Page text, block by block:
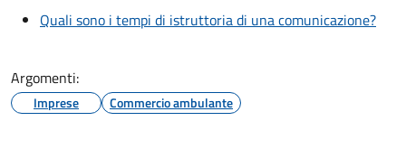
Quali sono i tempi di istruttoria di una comunicazione?
Argomenti:
Imprese Commercio ambulante